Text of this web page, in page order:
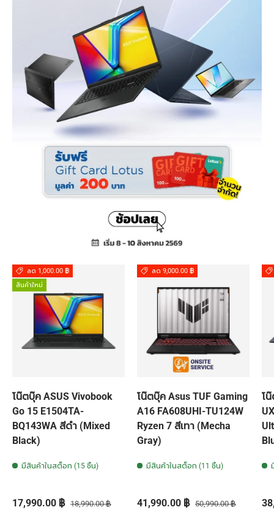
ลด 1,000.00 ฿
สินค้าใหม่
โน๊ตบุ๊ค ASUS Vivobook
Go 15 E1504TA-
BQ143WA สีดำ (Mixed
Black)
มีสินค้าในสต็อก (15 ชิ้น)
ราคาส่วนลด
17,990.00 ฿ ราคาปกติ
18,990.00 ฿
ลด 9,000.00 ฿
โน๊ตบุ๊ค Asus TUF Gaming
A16 FA608UHI-TU124W
Ryzen 7 สีเทา (Mecha
Gray)
มีสินค้าในสต็อก (11 ชิ้น)
ราคาส่วนลด
41,990.00 ฿ ราคาปกติ
50,990.00 ฿
โ
ร